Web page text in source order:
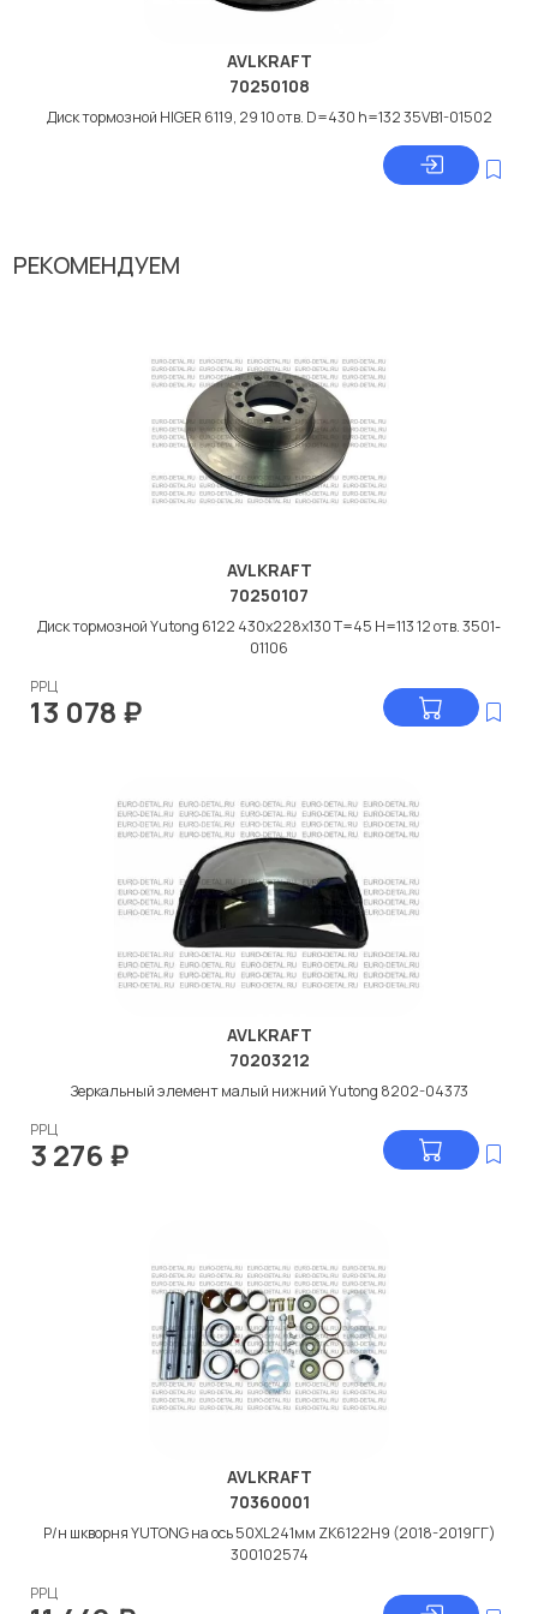
AVLKRAFT
70250108
Диск тормозной HIGER 6119, 29 10 отв. D=430 h=132 35VB1-01502
РЕКОМЕНДУЕМ
AVLKRAFT
70250107
Диск тормозной Yutong 6122 430x228x130 T=45 H=113 12 отв. 3501-
01106
РРЦ
13 078 ₽
AVLKRAFT
70203212
Зеркальный элемент малый нижний Yutong 8202-04373
РРЦ
3 276 ₽
AVLKRAFT
70360001
Р/н шкворня YUTONG на ось 50XL241мм ZK6122H9 (2018-2019ГГ)
300102574
РРЦ